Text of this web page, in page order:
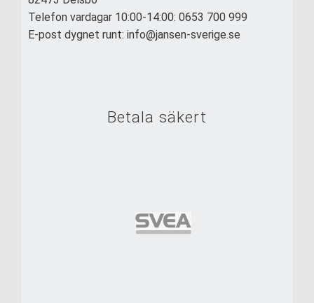
Telefon vardagar 10:00-14:00: 0653 700 999
E-post dygnet runt: info@jansen-sverige.se
Betala säkert